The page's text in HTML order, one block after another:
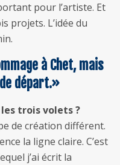
pour l’artiste. Et
projets. L’idée du
à Chet, mais
départ.»
trois volets ?
de création différent.
la ligne claire. C’est
j’ai écrit la